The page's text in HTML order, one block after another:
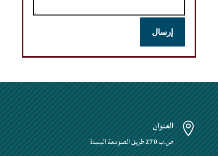
إرسال
 العنوان
ص.ب 270 طريق الصومعة البليدة